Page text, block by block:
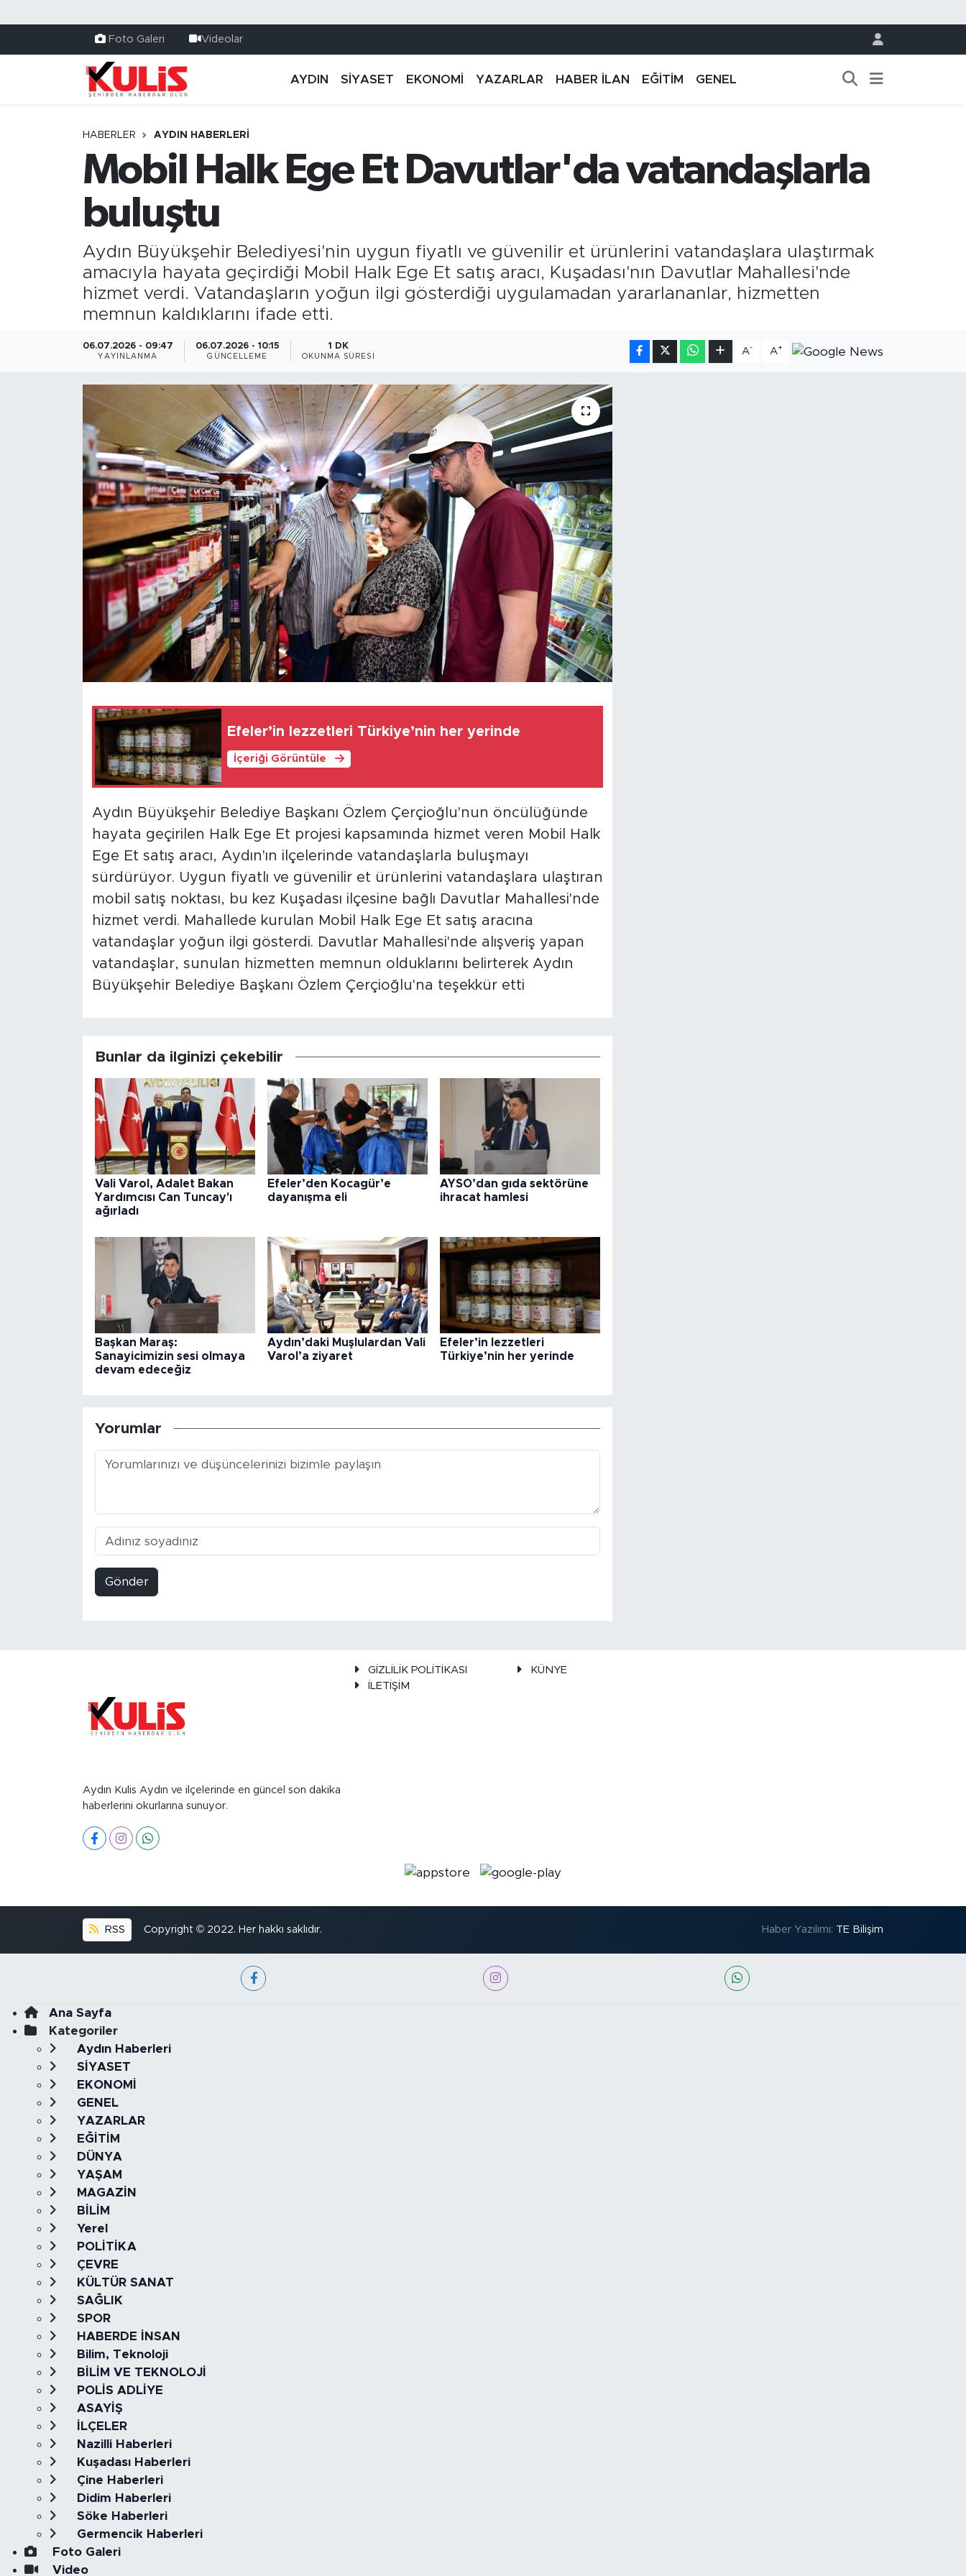
Foto Galeri Videolar
AYDIN SİYASET EKONOMİ YAZARLAR HABER İLAN EĞİTİM GENEL
HABERLER AYDIN HABERLERI
Mobil Halk Ege Et Davutlar'da vatandaşlarla
buluştu
Aydın Büyükşehir Belediyesi'nin uygun fiyatlı ve güvenilir et ürünlerini vatandaşlara ulaştırmak
amacıyla hayata geçirdiği Mobil Halk Ege Et satış aracı, Kuşadası'nın Davutlar Mahallesi'nde
hizmet verdi. Vatandaşların yoğun ilgi gösterdiği uygulamadan yararlananlar, hizmetten
memnun kaldıklarını ifade etti.
06.07.2026 - 09:47
YAYINLANMA
06.07.2026 - 10:15
GÜNCELLEME
1 DK
OKUNMA SÜRESI
A- A+
Efeler’in lezzetleri Türkiye’nin her yerinde
İçeriği Görüntüle
Aydın Büyükşehir Belediye Başkanı Özlem Çerçioğlu'nun öncülüğünde
hayata geçirilen Halk Ege Et projesi kapsamında hizmet veren Mobil Halk
Ege Et satış aracı, Aydın'ın ilçelerinde vatandaşlarla buluşmayı
sürdürüyor. Uygun fiyatlı ve güvenilir et ürünlerini vatandaşlara ulaştıran
mobil satış noktası, bu kez Kuşadası ilçesine bağlı Davutlar Mahallesi'nde
hizmet verdi. Mahallede kurulan Mobil Halk Ege Et satış aracına
vatandaşlar yoğun ilgi gösterdi. Davutlar Mahallesi'nde alışveriş yapan
vatandaşlar, sunulan hizmetten memnun olduklarını belirterek Aydın
Büyükşehir Belediye Başkanı Özlem Çerçioğlu'na teşekkür etti
Bunlar da ilginizi çekebilir
Vali Varol, Adalet Bakan
Yardımcısı Can Tuncay'ı
ağırladı
Efeler’den Kocagür’e
dayanışma eli
AYSO’dan gıda sektörüne
ihracat hamlesi
Başkan Maraş:
Sanayicimizin sesi olmaya
devam edeceğiz
Aydın’daki Muşlulardan Vali
Varol’a ziyaret
Efeler’in lezzetleri
Türkiye’nin her yerinde
Yorumlar
Gönder
Aydın Kulis Aydın ve ilçelerinde en güncel son dakika
haberlerini okurlarına sunuyor.
GİZLİLİK POLİTİKASI
KÜNYE
İLETİŞİM
RSS Copyright © 2022. Her hakkı saklıdır. Haber Yazılımı: TE Bilişim
Ana Sayfa
Kategoriler
Aydın Haberleri
SİYASET
EKONOMİ
GENEL
YAZARLAR
EĞİTİM
DÜNYA
YAŞAM
MAGAZİN
BİLİM
Yerel
POLİTİKA
ÇEVRE
KÜLTÜR SANAT
SAĞLIK
SPOR
HABERDE İNSAN
Bilim, Teknoloji
BİLİM VE TEKNOLOJİ
POLİS ADLİYE
ASAYİŞ
İLÇELER
Nazilli Haberleri
Kuşadası Haberleri
Çine Haberleri
Didim Haberleri
Söke Haberleri
Germencik Haberleri
Foto Galeri
Video